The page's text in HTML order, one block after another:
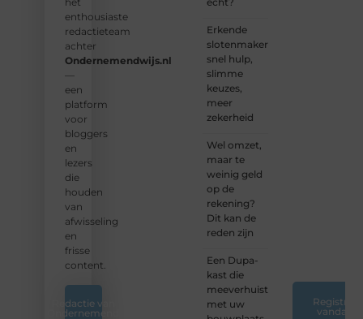
enthousiaste
redactieteam
achter
Ondernemendwijs.nl
—
een
platform
voor
bloggers
en
lezers
die
houden
van
afwisseling
en
frisse
content.
Redactie van
Ondernemend
Erkende
slotenmakers:
snel hulp,
slimme
keuzes,
meer
zekerheid
Wel omzet,
maar te
weinig geld
op de
rekening?
Dit kan de
reden zijn
Een Dupa-
kast die
meeverhuist
met uw
Registreer
vandaag